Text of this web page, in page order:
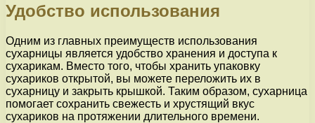
Удобство использования
Одним из главных преимуществ использования
сухарницы является удобство хранения и доступа к
сухарикам. Вместо того, чтобы хранить упаковку
сухариков открытой, вы можете переложить их в
сухарницу и закрыть крышкой. Таким образом, сухарница
помогает сохранить свежесть и хрустящий вкус
сухариков на протяжении длительного времени.